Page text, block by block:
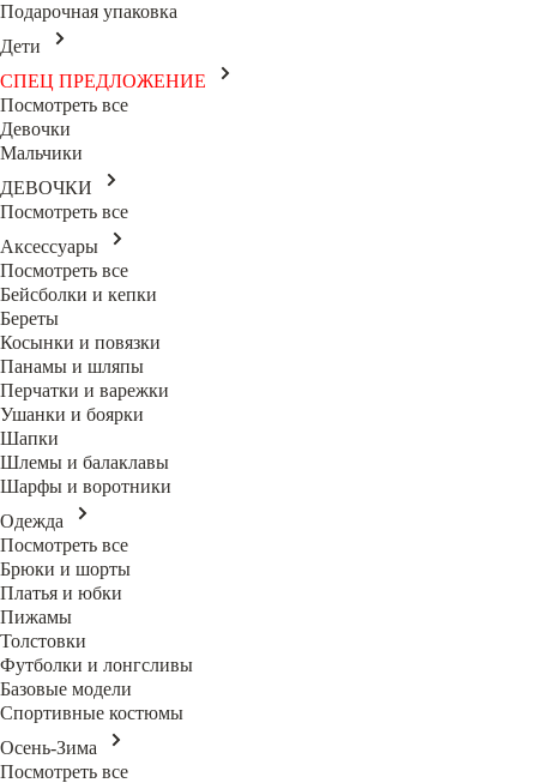
Подарочная упаковка
Дети
СПЕЦ ПРЕДЛОЖЕНИЕ
Посмотреть все
Девочки
Мальчики
ДЕВОЧКИ
Посмотреть все
Аксессуары
Посмотреть все
Бейсболки и кепки
Береты
Косынки и повязки
Панамы и шляпы
Перчатки и варежки
Ушанки и боярки
Шапки
Шлемы и балаклавы
Шарфы и воротники
Одежда
Посмотреть все
Брюки и шорты
Платья и юбки
Пижамы
Толстовки
Футболки и лонгсливы
Базовые модели
Спортивные костюмы
Осень-Зима
Посмотреть все